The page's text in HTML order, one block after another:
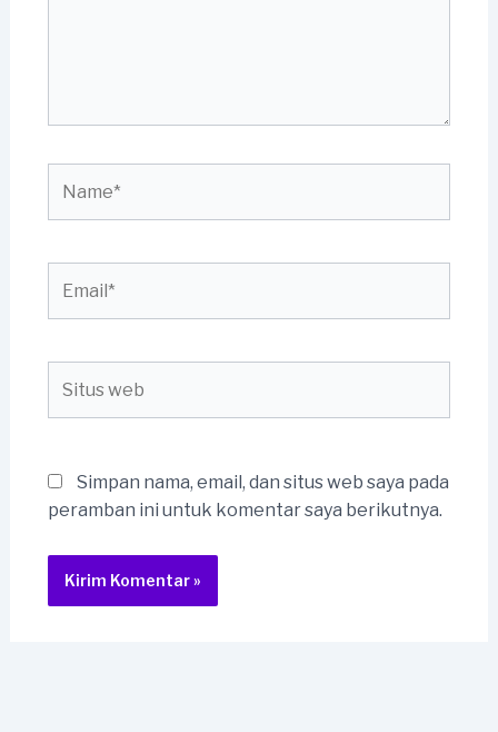
web
Simpan nama, email, dan situs web saya pada
peramban ini untuk komentar saya berikutnya.